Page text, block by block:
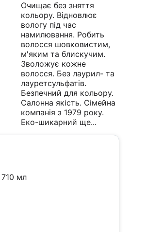
Очищає без зняття
кольору. Відновлює
вологу під час
намилювання. Робить
волосся шовковистим,
м'яким та блискучим.
Зволожує кожне
волосся. Без лаурил- та
лауретсульфатів.
Безпечний для кольору.
Салонна якість. Сімейна
компанія з 1979 року.
Еко-шикарний ще...
мл